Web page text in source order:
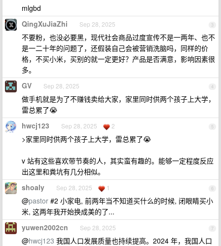
mlgbd
3
QingXuJiaZhi Sep 28, 2025
不要粉，也没必要黑，现代社会商品过度宣传不是一两年、也不
是一二十年的问题了，还假装自己会被营销洗脑吗，同样的价
格，不买小米，买别的就一定更好？产品是否满意，影响因素很
多。
4
GV Sep 28, 2025
做手机就是为了不赚钱卖给大家，家里同时供两个孩子上大学，
雷总累了😭
5
hwcj123 Sep 28, 2025 2
>家里同时供两个孩子上大学，雷总累了😭
v 站有这些喜欢带节奏的人，其实蛮有趣的。能够一定程度反应
出这里和粪坑有几分相似。
6
shoaly Sep 28, 2025 1
@pastor #2 小家电, 前两年当不知道买什么的时候, 闭眼睛买小
米, 这两年我开始换成美的了...
7
yuwen2002cn Sep 28, 2025
@hwcj123 我国人口发展质量也持续提高。2024 年，我国人口